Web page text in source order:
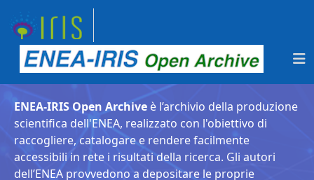
ENEA-IRIS Open Archive è l’archivio della produzione
scientifica dell'ENEA, realizzato con l'obiettivo di
raccogliere, catalogare e rendere facilmente
accessibili in rete i risultati della ricerca. Gli autori
dell’ENEA provvedono a depositare le proprie